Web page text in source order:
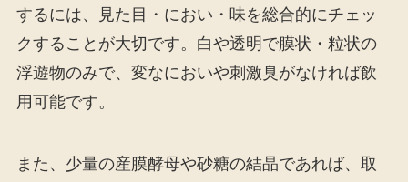
するには、見た目・におい・味を総合的にチェッ
クすることが大切です。白や透明で膜状・粒状の
浮遊物のみで、変なにおいや刺激臭がなければ飲
用可能です。
また、少量の産膜酵母や砂糖の結晶であれば、取